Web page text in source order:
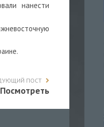
нанести
ПОСТ
Посмотреть